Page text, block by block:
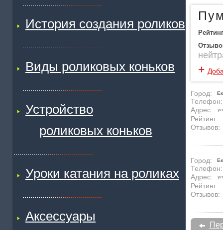
История создания роликов
Виды роликовых коньков
Устройство
роликовых коньков
Уроки катания на роликах
Аксессуары
Рейтинг
+
Город:
Телефон:
Адрес:
Рейтинг:
Отзывов:
Город:
Телефон:
Адрес:
Рейтинг:
Отзывов: